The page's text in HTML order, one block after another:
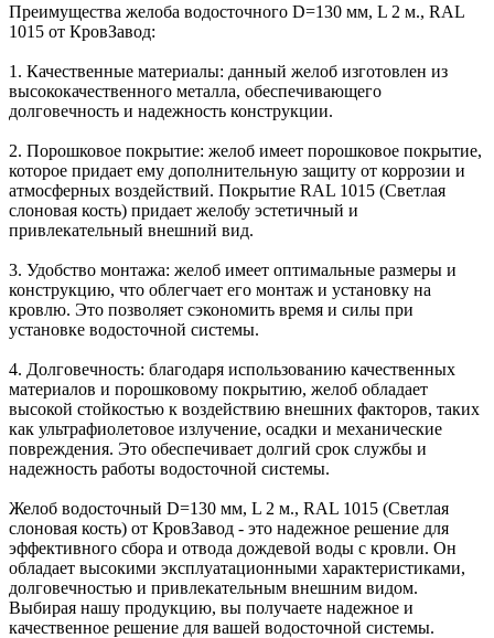
Преимущества желоба водосточного D=130 мм, L 2 м., RAL
1015 от КровЗавод:
1. Качественные материалы: данный желоб изготовлен из
высококачественного металла, обеспечивающего
долговечность и надежность конструкции.
2. Порошковое покрытие: желоб имеет порошковое покрытие,
которое придает ему дополнительную защиту от коррозии и
атмосферных воздействий. Покрытие RAL 1015 (Светлая
слоновая кость) придает желобу эстетичный и
привлекательный внешний вид.
3. Удобство монтажа: желоб имеет оптимальные размеры и
конструкцию, что облегчает его монтаж и установку на
кровлю. Это позволяет сэкономить время и силы при
установке водосточной системы.
4. Долговечность: благодаря использованию качественных
материалов и порошковому покрытию, желоб обладает
высокой стойкостью к воздействию внешних факторов, таких
как ультрафиолетовое излучение, осадки и механические
повреждения. Это обеспечивает долгий срок службы и
надежность работы водосточной системы.
Желоб водосточный D=130 мм, L 2 м., RAL 1015 (Светлая
слоновая кость) от КровЗавод - это надежное решение для
эффективного сбора и отвода дождевой воды с кровли. Он
обладает высокими эксплуатационными характеристиками,
долговечностью и привлекательным внешним видом.
Выбирая нашу продукцию, вы получаете надежное и
качественное решение для вашей водосточной системы.